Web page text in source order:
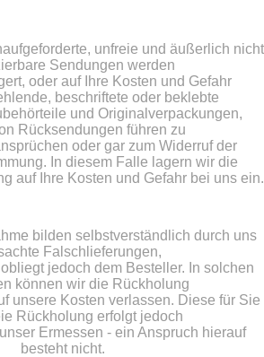
unfreie und äußerlich nicht
Sendungen werden
oder auf Ihre Kosten und Gefahr
beschriftete oder beklebte
und Originalverpackungen,
Rücksendungen führen zu
oder gar zum Widerruf der
In diesem Falle lagern wir die
auf Ihre Kosten und Gefahr bei uns ein.
bilden selbstverständlich durch uns
Falschlieferungen,
jedoch dem Besteller. In solchen
können wir die Rückholung
unsere Kosten verlassen. Diese für Sie
Rückholung erfolgt jedoch
Ermessen - ein Anspruch hierauf
besteht nicht.